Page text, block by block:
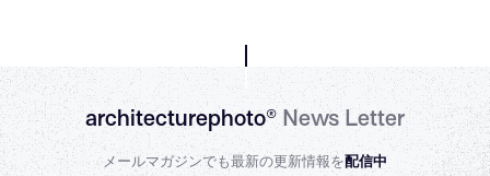
architecturephoto®News Letter
メールマガジンでも最新の更新情報を配信中